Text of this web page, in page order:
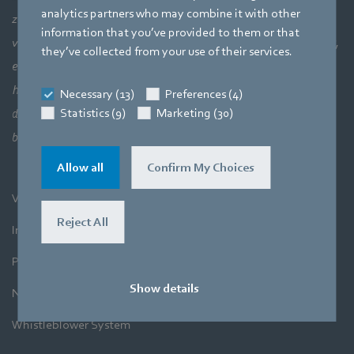
analytics partners who may combine it with other
information that you’ve provided to them or that
they’ve collected from your use of their services.
Necessary (13)
Preferences (4)
Statistics (9)
Marketing (30)
Allow all Confirm My Choices
Reject All
Show details
zonder te kijken naar het grotere geheel: luchttechnische
verbanden en daarmee de perfecte interactie van motortechniek,
elektronica en aerodynamica. Onze drie kerncompetenties
hangen bij onze producten direct met elkaar samen. Want het
doel is altijd lucht en de beweging ervan uiterst efficiënt te
benutten.
Voorwaarden
Impressum
Privacyverklaring
Nieuwsbrief
Whistleblower System